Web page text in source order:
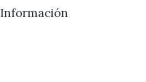
Información